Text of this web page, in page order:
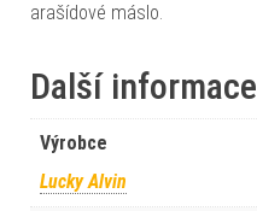
arašídové máslo.
Další informace
Výrobce
Lucky Alvin